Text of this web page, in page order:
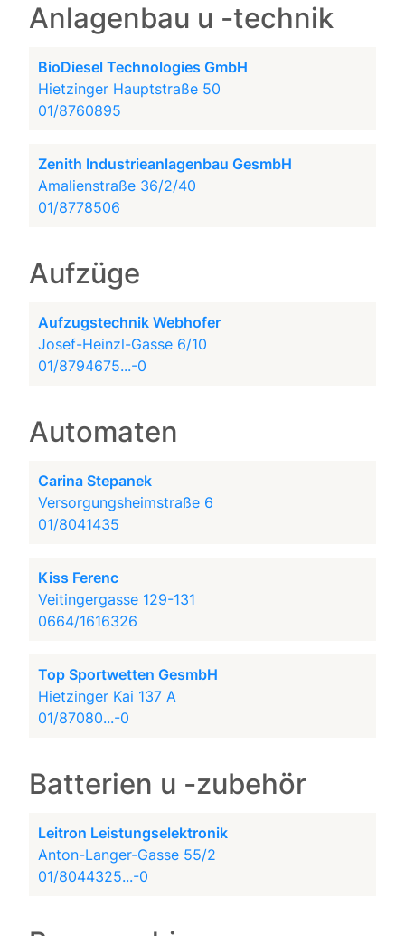
Anlagenbau u -technik
BioDiesel Technologies GmbH
Hietzinger Hauptstraße 50
01/8760895
Zenith Industrieanlagenbau GesmbH
Amalienstraße 36/2/40
01/8778506
Aufzüge
Aufzugstechnik Webhofer
Josef-Heinzl-Gasse 6/10
01/8794675...-0
Automaten
Carina Stepanek
Versorgungsheimstraße 6
01/8041435
Kiss Ferenc
Veitingergasse 129-131
0664/1616326
Top Sportwetten GesmbH
Hietzinger Kai 137 A
01/87080...-0
Batterien u -zubehör
Leitron Leistungselektronik
Anton-Langer-Gasse 55/2
01/8044325...-0